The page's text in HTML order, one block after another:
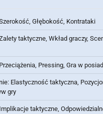
Głębokość, Kontrataki
taktyczne, Wkład graczy,
Pressing, Gra w
Elastyczność taktyczna,
gry
taktyczne,